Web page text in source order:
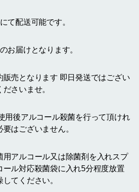
て配送可能です。
お届けとなります。
販売となります 即日発送ではござい
さいませ。
用後アルコール殺菌を行って頂けれ
はございません。
用アルコール又は除菌剤を入れスプ
ール対応殺菌袋に入れ5分程度放置
てください。